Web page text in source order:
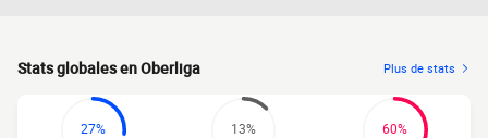
Stats globales en Oberliga Plus de stats
27% 13% 60%